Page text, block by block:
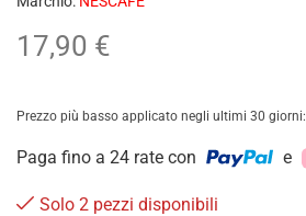
17,90 €
Prezzo più basso applicato negli ultimi 30 giorni:
Paga fino a 24 rate con e
Solo 2 pezzi disponibili